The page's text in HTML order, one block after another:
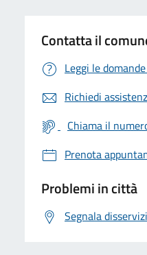
Contatta il
Leggi le
Richiedi
Chiama il
Prenota
Problemi in città
Segnala